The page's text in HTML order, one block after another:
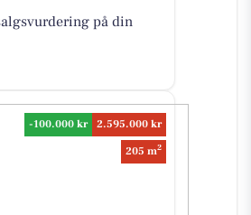
på din
-100.000 kr
2.595.000 kr
205 m2